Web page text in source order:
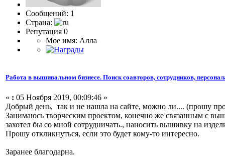
Сообщений: 1
Страна:
Репутация 0
Мое имя: Алла
Работа в вышивальном бизнесе. Поиск соавторов, сотрудников,
« : 05 Ноября 2019, 00:09:46 »
Добрый день, так и не нашла на сайте, можно ли.... (прошу
Занимаюсь творческим проектом, конечно же связанным с
захотел бы со мной сотрудничать., наносить вышивку на
Прошу откликнуться, если это будет кому-то интересно.
Заранее благодарна.